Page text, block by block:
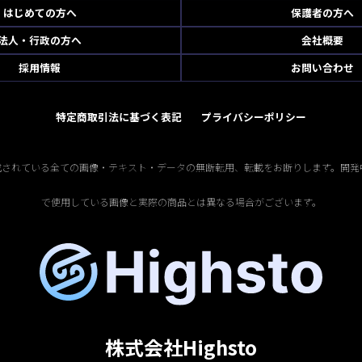
はじめての方へ
保護者の方へ
人・行政の方へ
会社概要
採用情報
お問い合わせ
特定商取引法に基づく表記 プライバシーポリシー
れている全ての画像・テキスト・データの無断転用、転載をお断りします。開
で使用している画像と実際の商品とは異なる場合がございます。
株式会社Highsto